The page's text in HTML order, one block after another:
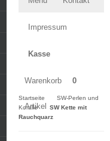
Impressum
Kasse
Warenkorb 0
Artikel
Startseite
SW-Perlen und
Koralle
SW Kette mit
Rauchquarz